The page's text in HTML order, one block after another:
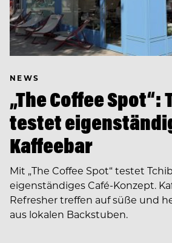
NEWS
„The Coffee Spot“:
testet
Kaffeebar
Mit „The Coffee Spot“ testet
eigenständiges Café-Konzept.
Refresher treffen auf süße und
aus lokalen Backstuben.